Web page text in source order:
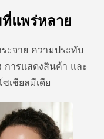
ที่แพร่หลาย
ะจาย ความประทับ
การแสดงสินค้า และ
เชียลมีเดีย